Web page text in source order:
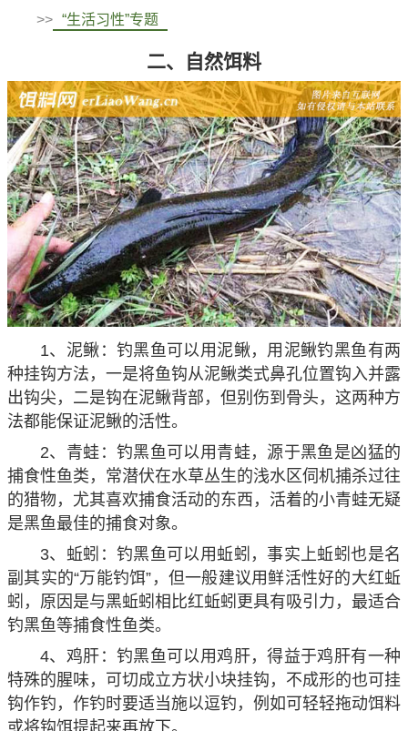
>> “生活习性”专题
二、自然饵料
1、泥鳅：钓黑鱼可以用泥鳅，用泥鳅钓黑鱼有两
种挂钩方法，一是将鱼钩从泥鳅类式鼻孔位置钩入并露
出钩尖，二是钩在泥鳅背部，但别伤到骨头，这两种方
法都能保证泥鳅的活性。
2、青蛙：钓黑鱼可以用青蛙，源于黑鱼是凶猛的
捕食性鱼类，常潜伏在水草丛生的浅水区伺机捕杀过往
的猎物，尤其喜欢捕食活动的东西，活着的小青蛙无疑
是黑鱼最佳的捕食对象。
3、蚯蚓：钓黑鱼可以用蚯蚓，事实上蚯蚓也是名
副其实的“万能钓饵”，但一般建议用鲜活性好的大红蚯
蚓，原因是与黑蚯蚓相比红蚯蚓更具有吸引力，最适合
钓黑鱼等捕食性鱼类。
4、鸡肝：钓黑鱼可以用鸡肝，得益于鸡肝有一种
特殊的腥味，可切成立方状小块挂钩，不成形的也可挂
钩作钓，作钓时要适当施以逗钓，例如可轻轻拖动饵料